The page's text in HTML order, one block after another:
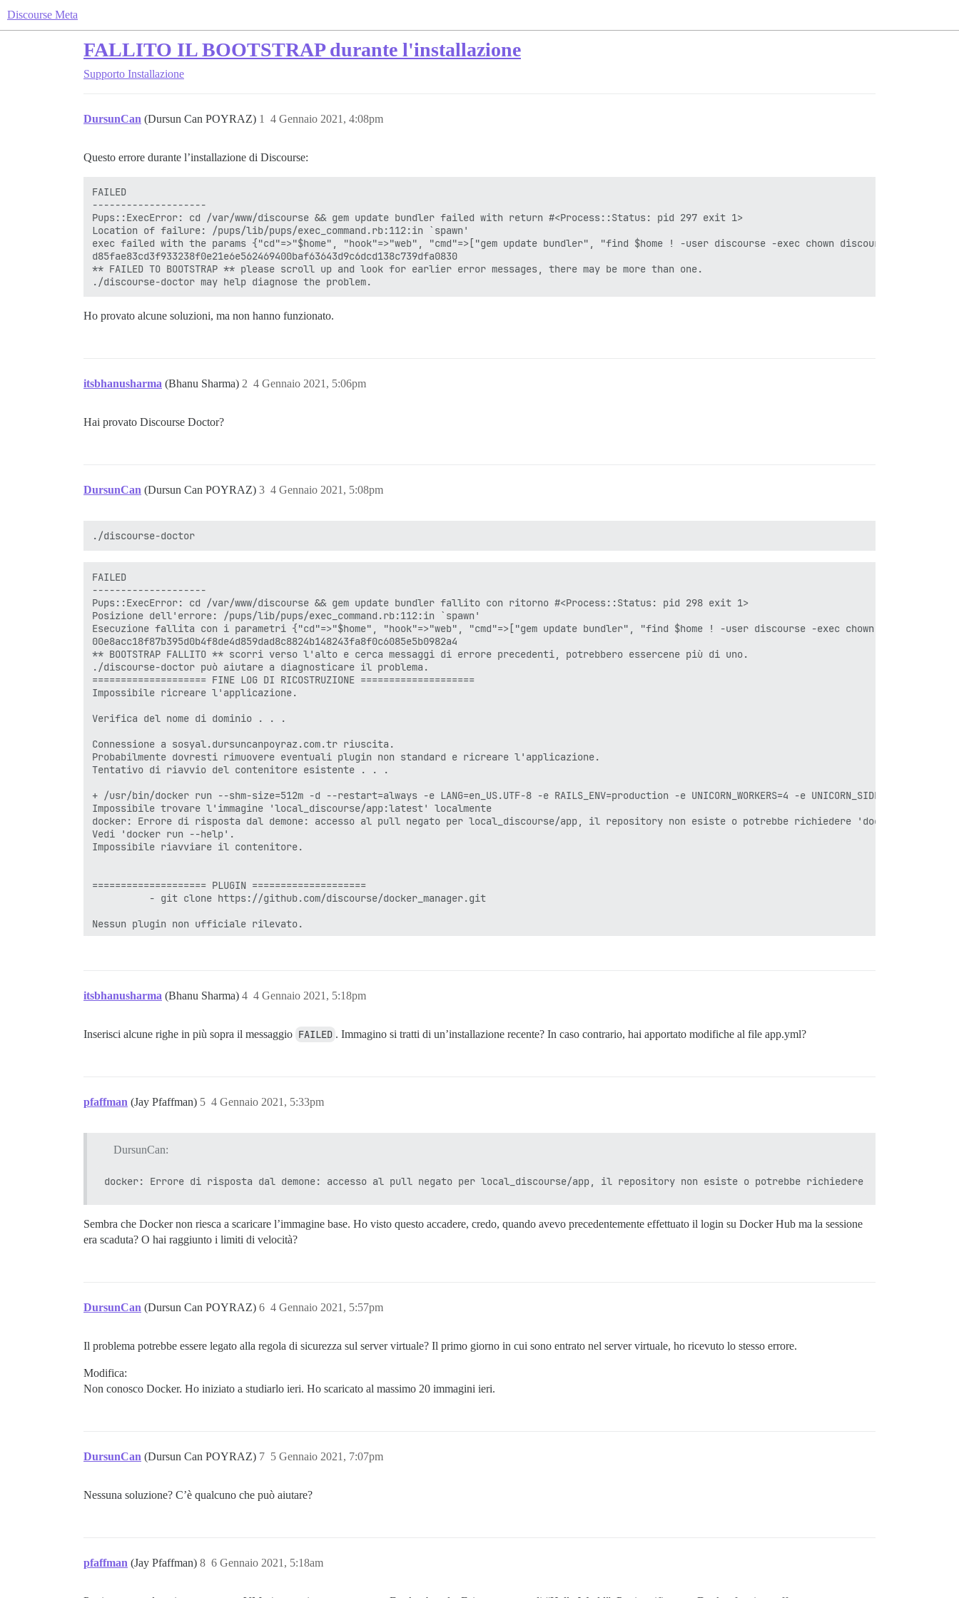
Discourse Meta
FALLITO IL BOOTSTRAP durante l'installazione
Supporto Installazione
DursunCan (Dursun Can POYRAZ) 4 Gennaio 2021, 4:08pm
1
Questo errore durante l’installazione di Discourse:
FAILED
--------------------
Pups::ExecError: cd /var/www/discourse && gem update bundler failed with return #<Process::Status: pid 297 exit 1>
Location of failure: /pups/lib/pups/exec_command.rb:112:in `spawn'
exec failed with the params {"cd"=>"$home", "hook"=>"web", "cmd"=>["gem update bundler", "find $home ! -user discourse -exec chown discourse {} \\+"]}
d85fae83cd3f933238f0e21e6e562469400baf63643d9c6dcd138c739dfa0830
** FAILED TO BOOTSTRAP ** please scroll up and look for earlier error messages, there may be more than one.
Ho provato alcune soluzioni, ma non hanno funzionato.
itsbhanusharma (Bhanu Sharma) 4 Gennaio 2021, 5:06pm
2
Hai provato Discourse Doctor?
DursunCan (Dursun Can POYRAZ) 4 Gennaio 2021, 5:08pm
3
FAILED
--------------------
Pups::ExecError: cd /var/www/discourse && gem update bundler fallito con ritorno #<Process::Status: pid 298 exit 1>
Posizione dell'errore: /pups/lib/pups/exec_command.rb:112:in `spawn'
Esecuzione fallita con i parametri {"cd"=>"$home", "hook"=>"web", "cmd"=>["gem update bundler", "find $home ! -user discourse -exec chown discourse
00e8acc18f87b395d0b4f8de4d859dad8c8824b148243fa8f0c6085e5b0982a4
** BOOTSTRAP FALLITO ** scorri verso l'alto e cerca messaggi di errore precedenti, potrebbero essercene più di uno.
./discourse-doctor può aiutare a diagnosticare il problema.
==================== FINE LOG DI RICOSTRUZIONE ====================
Impossibile ricreare l'applicazione.
Verifica del nome di dominio . . .
Connessione a sosyal.dursuncanpoyraz.com.tr riuscita.
Probabilmente dovresti rimuovere eventuali plugin non standard e ricreare l'applicazione.
Tentativo di riavvio del contenitore esistente . . .
+ /usr/bin/docker run --shm-size=512m -d --restart=always -e LANG=en_US.UTF-8 -e RAILS_ENV=production -e UNICORN_WORKERS=4 -e UNICORN_SIDEKIQS=1 -e
Impossibile trovare l'immagine 'local_discourse/app:latest' localmente
docker: Errore di risposta dal demone: accesso al pull negato per local_discourse/app, il repository non esiste o potrebbe richiedere 'docker login':
Vedi 'docker run --help'.
Impossibile riavviare il contenitore.
==================== PLUGIN ====================
          - git clone https://github.com/discourse/docker_manager.git
Nessun plugin non ufficiale rilevato.
itsbhanusharma (Bhanu Sharma) 4 Gennaio 2021, 5:18pm
4
Inserisci alcune righe in più sopra il messaggio FAILED . Immagino si tratti di un’installazione recente? In caso contrario, hai apportato modifiche al file app.yml?
pfaffman (Jay Pfaffman) 4 Gennaio 2021, 5:33pm
5
DursunCan:
Sembra che Docker non riesca a scaricare l’immagine base. Ho visto questo accadere, credo, quando avevo precedentemente effettuato il login su Docker Hub ma la sessione
era scaduta? O hai raggiunto i limiti di velocità?
DursunCan (Dursun Can POYRAZ) 4 Gennaio 2021, 5:57pm
6
Il problema potrebbe essere legato alla regola di sicurezza sul server virtuale? Il primo giorno in cui sono entrato nel server virtuale, ho ricevuto lo stesso errore.
Modifica:
Non conosco Docker. Ho iniziato a studiarlo ieri. Ho scaricato al massimo 20 immagini ieri.
DursunCan (Dursun Can POYRAZ) 5 Gennaio 2021, 7:07pm
7
Nessuna soluzione? C’è qualcuno che può aiutare?
pfaffman (Jay Pfaffman) 6 Gennaio 2021, 5:18am
8